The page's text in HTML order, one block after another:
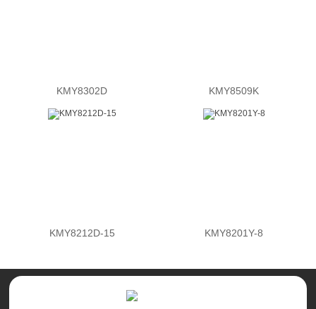
KMY8302D KMY8509K
KMY8212D-15 KMY8201Y-8